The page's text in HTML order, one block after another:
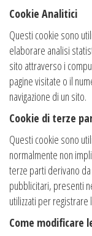
Cookie Analitici
Questi cookie sono
elaborare analisi
sito attraverso i
pagine visitate o il
navigazione di un sito.
Cookie di terze
Questi cookie sono
normalmente non
terze parti derivano
pubblicitari, presenti
utilizzati per
Come modificare